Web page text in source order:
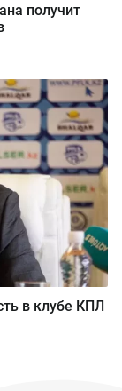
получит
в клубе КПЛ